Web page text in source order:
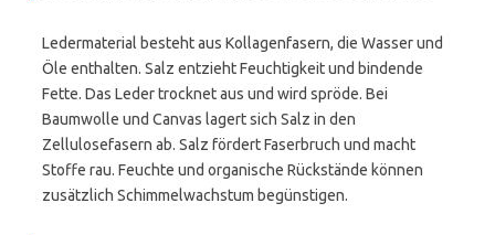
Ledermaterial besteht aus Kollagenfasern, die Wasser und
Öle enthalten. Salz entzieht Feuchtigkeit und bindende
Fette. Das Leder trocknet aus und wird spröde. Bei
Baumwolle und Canvas lagert sich Salz in den
Zellulosefasern ab. Salz fördert Faserbruch und macht
Stoffe rau. Feuchte und organische Rückstände können
zusätzlich Schimmelwachstum begünstigen.